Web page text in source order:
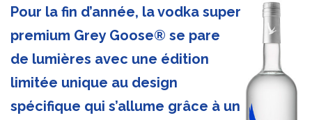
Pour la fin d’année, la vodka super
premium Grey Goose® se pare
de lumières avec une édition
limitée unique au design
spécifique qui s’allume grâce à un